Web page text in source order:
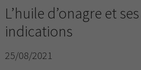
L’huile d’onagre et
indications
25/08/2021